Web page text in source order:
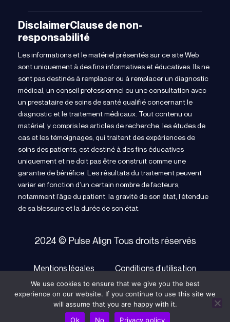
DisclaimerClause de non-
responsabilité
Les informations et le matériel présentés sur ce site Web
sont uniquement à des fins informatives et éducatives. Ils ne
sont pas destinés à remplacer ou à remplacer un diagnostic
médical, un conseil professionnel ou une consultation avec
un prestataire de soins de santé qualifié concernant le
diagnostic et le traitement médicaux. Tout contenu ou
matériel, y compris les articles de recherche, les études de
cas et les témoignages, qui traitent des expériences de
soins des patients, est destiné à des fins éducatives
uniquement et ne doit pas être construit comme une
garantie de bénéfice. Les résultats du traitement peuvent
varier en fonction d’un certain nombre de facteurs,
notamment l’âge du patient, la gravité de son état, l’étendue
de sa blessure et la durée de son état.
2024 © Pulse Align Tous droits réservés
Mentions légales Conditions d’utilisation
politique de confidentialité Cookie Policy
We use cookies to ensure that we give you the best
experience on our website. If you continue to use this site we
will assume that you are happy with it.
Ok
No Privacy policy